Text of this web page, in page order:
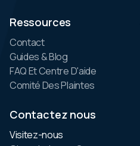
Ressources
Contact
Guides & Blog
FAQ Et Centre D'aide
Comité Des Plaintes
Contactez nous
Visitez-nous